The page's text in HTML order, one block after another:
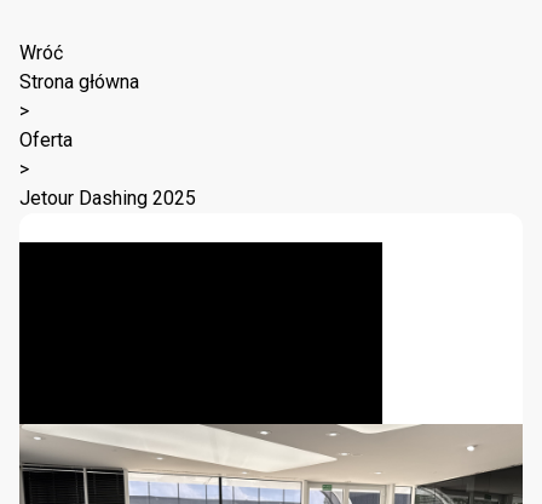
Wróć
Strona główna
>
Oferta
>
Jetour Dashing 2025